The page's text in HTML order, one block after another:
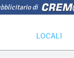
di
LOCALI